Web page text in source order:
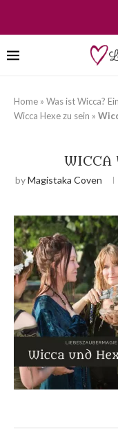
Home » Was ist Wicca?
Wicca Hexe zu sein »
WICCA
byMagistaka Coven